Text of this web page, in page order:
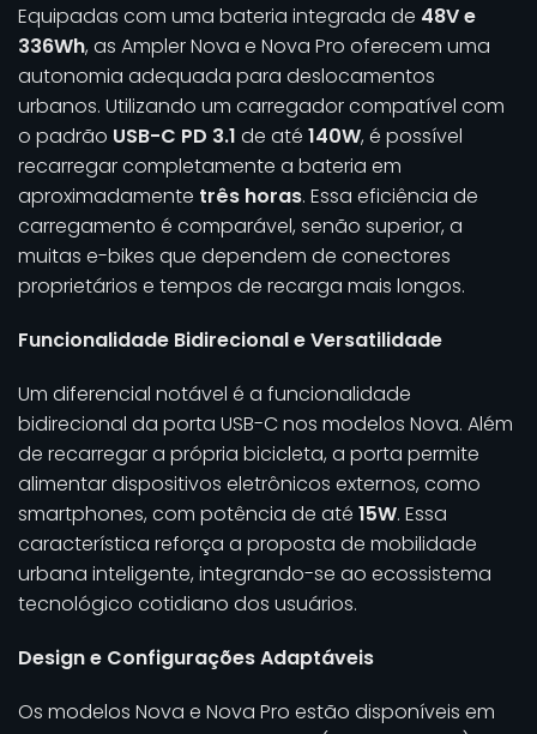
Equipadas com uma bateria integrada de 48V e
336Wh, as Ampler Nova e Nova Pro oferecem uma
autonomia adequada para deslocamentos
urbanos. Utilizando um carregador compatível com
o padrão USB-C PD 3.1 de até 140W, é possível
recarregar completamente a bateria em
aproximadamente três horas. Essa eficiência de
carregamento é comparável, senão superior, a
muitas e-bikes que dependem de conectores
proprietários e tempos de recarga mais longos.
Funcionalidade Bidirecional e Versatilidade
Um diferencial notável é a funcionalidade
bidirecional da porta USB-C nos modelos Nova. Além
de recarregar a própria bicicleta, a porta permite
alimentar dispositivos eletrônicos externos, como
smartphones, com potência de até 15W. Essa
característica reforça a proposta de mobilidade
urbana inteligente, integrando-se ao ecossistema
tecnológico cotidiano dos usuários.
Design e Configurações Adaptáveis
Os modelos Nova e Nova Pro estão disponíveis em